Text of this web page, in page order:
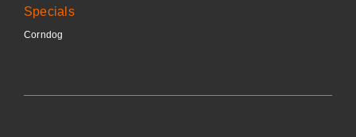
Specials
Corndog